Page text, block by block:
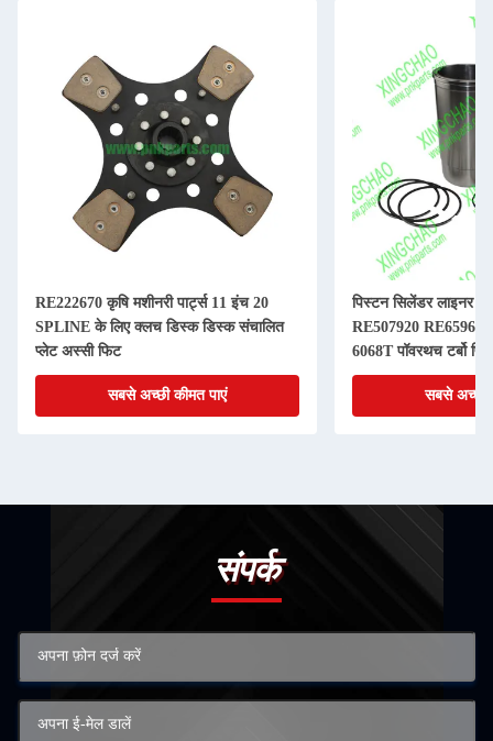
RE222670 कृषि मशीनरी पार्ट्स 11 इंच 20
SPLINE के लिए क्लच डिस्क डिस्क संचालित
प्लेट अस्सी फिट
सबसे अच्छी कीमत पाएं
पिस्टन सिलेंडर लाइनर
RE507920 RE65967
6068T पॉवरथच टर्बो
सबसे अच्छी
संपर्क